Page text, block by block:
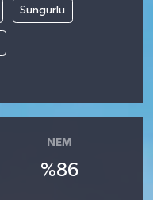
Sungurlu
NEM
%86